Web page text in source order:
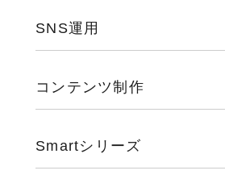
SNS運用
コンテンツ制作
Smartシリーズ